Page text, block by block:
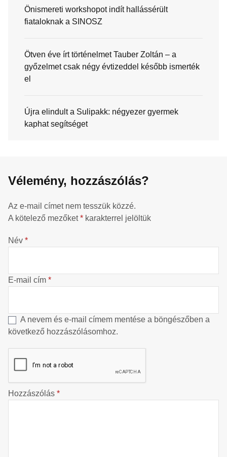
Önismereti workshopot indít hallássérült
fiataloknak a SINOSZ
Ötven éve írt történelmet Tauber Zoltán – a
győzelmet csak négy évtizeddel később ismerték
el
Újra elindult a Sulipakk: négyezer gyermek
kaphat segítséget
Vélemény, hozzászólás?
Az e-mail címet nem tesszük közzé.
A kötelező mezőket* karakterrel jelöltük
Név *
E-mail cím *
A nevem és e-mail címem mentése a böngészőben a
következő hozzászólásomhoz.
Hozzászólás *